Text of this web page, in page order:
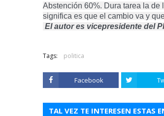
Abstención 60%. Dura tarea la de
significa es que el cambio va y
El autor es vicepresidente del
Tags: politica
Facebook
TAL VEZ TE INTERESEN ESTAS